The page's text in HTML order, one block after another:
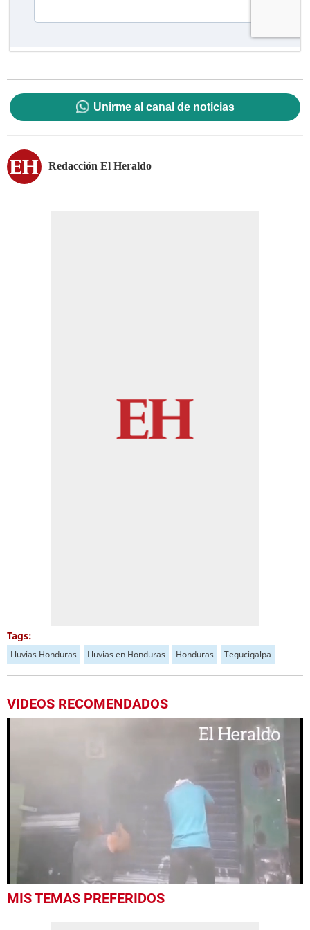
Unirme al canal de noticias
Redacción El Heraldo
Tags:
Lluvias Honduras Lluvias en Honduras Honduras Tegucigalpa
VIDEOS RECOMENDADOS
seconds
MIS TEMAS PREFERIDOS